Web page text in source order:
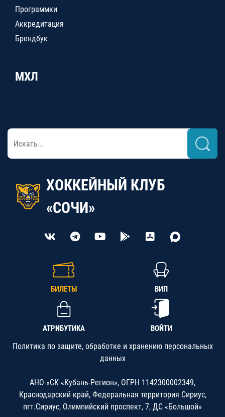
Программки
Аккредитация
Брендбук
МХЛ
ХОККЕЙНЫЙ КЛУБ
«СОЧИ»
БИЛЕТЫ ВИП
АТРИБУТИКА ВОЙТИ
Политика по защите, обработке и хранению персональных
данных
АНО «СК «Кубань-Регион», ОГРН 1142300002349,
Краснодарский край, Федеральная территория Сириус,
пгт.Сириус, Олимпийский проспект, 7, ДС «Большой»